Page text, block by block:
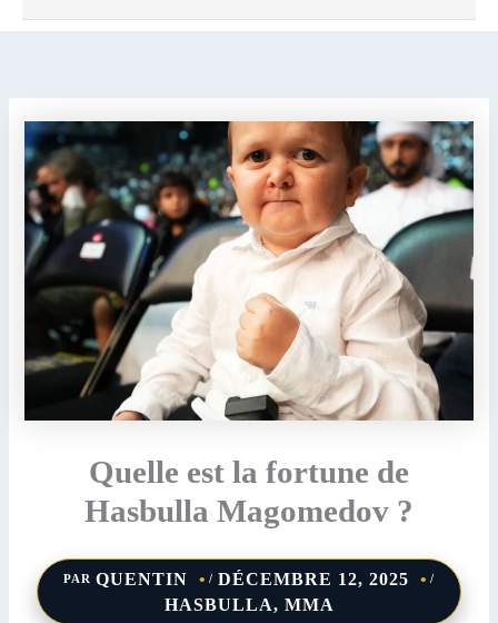
Quelle est la fortune de
Hasbulla Magomedov ?
PAR QUENTIN / DÉCEMBRE 12, 2025 /
HASBULLA, MMA